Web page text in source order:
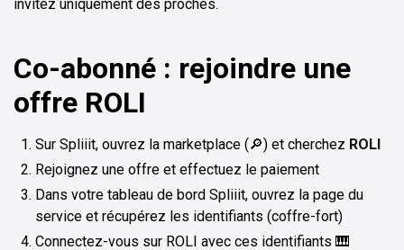
invitez uniquement des proches.
Co-abonné : rejoindre une
offre ROLI
Sur Spliiit, ouvrez la marketplace (🔎) et cherchez ROLI
Rejoignez une offre et effectuez le paiement
Dans votre tableau de bord Spliiit, ouvrez la page du
service et récupérez les identifiants (coffre-fort)
Connectez-vous sur ROLI avec ces identifiants 🎹